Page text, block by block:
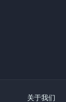
关于我们